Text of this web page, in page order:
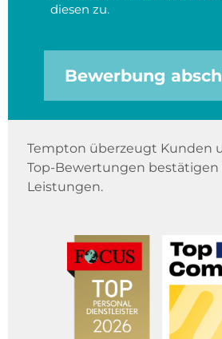
diesen zu.
Bewerbung
Tempton überzeugt Kunden
Top-Bewertungen bestätigen
Leistungen.